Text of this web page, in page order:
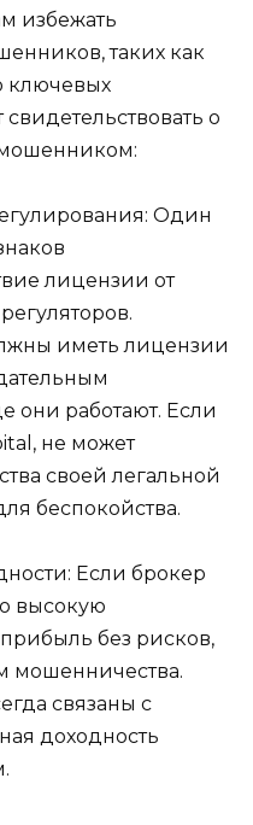
избежать
таких как
ключевых
о
мошенником:
Один
лицензии от
иметь лицензии
они работают. Если
не может
своей легальной
беспокойства.
Если брокер
высокую
без рисков,
мошенничества.
связаны с
доходность